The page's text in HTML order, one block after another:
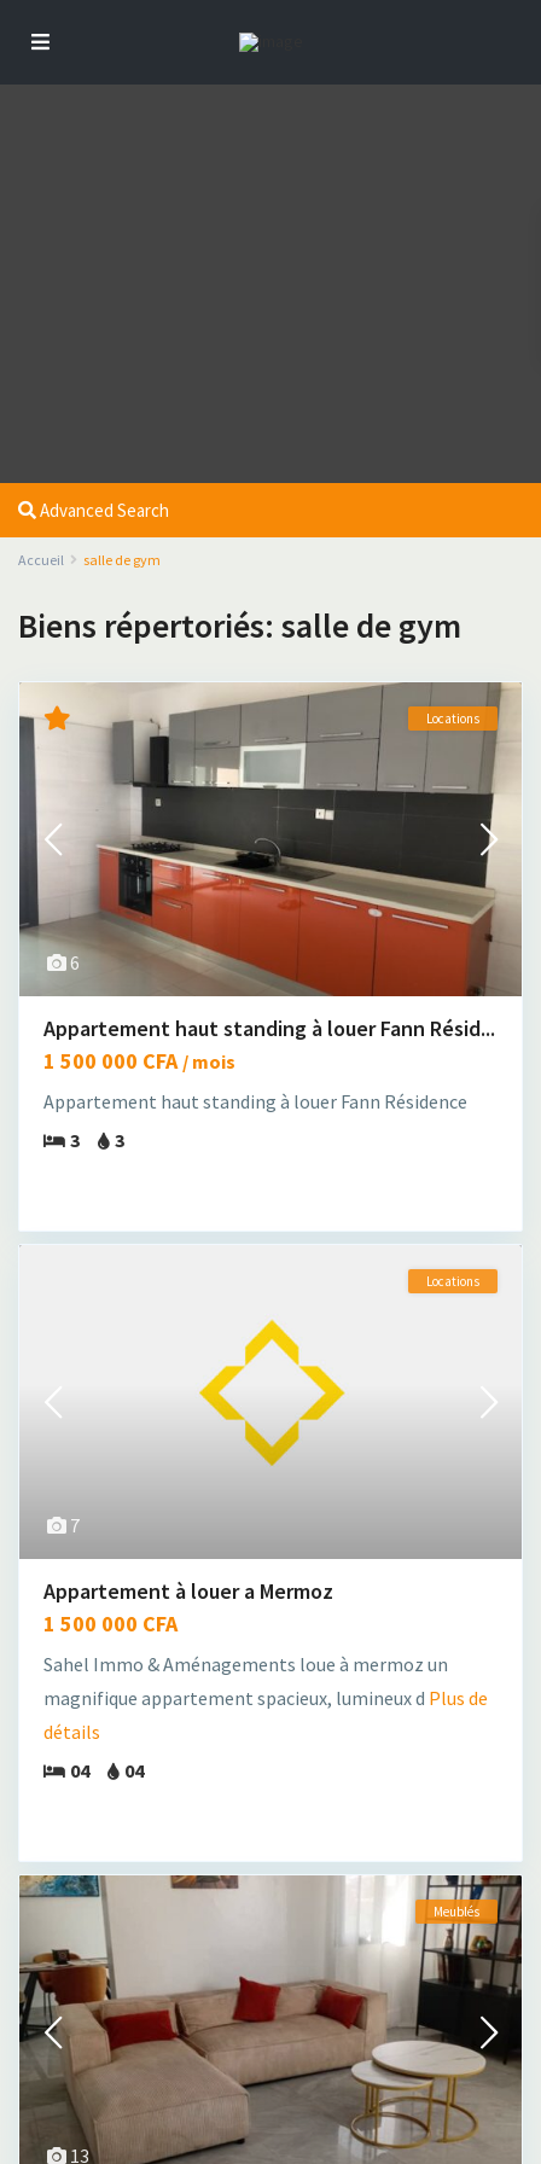
Advanced Search
Accueil salle de gym
Biens répertoriés: salle de gym
6
Locations
Appartement haut standing à louer Fann Résid...
1 500 000 CFA / mois
Appartement haut standing à louer Fann Résidence
3
3
7
Locations
Appartement à louer a Mermoz
1 500 000 CFA
Sahel Immo & Aménagements loue à mermoz un
magnifique appartement spacieux, lumineux d Plus de
détails
04
04
13
Meublés